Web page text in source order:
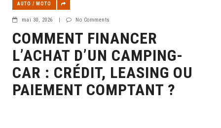
AUTO / MOTO
mai 30, 2026 | No Comments
COMMENT FINANCER
L’ACHAT D’UN CAMPING-
CAR : CRÉDIT, LEASING OU
PAIEMENT COMPTANT ?